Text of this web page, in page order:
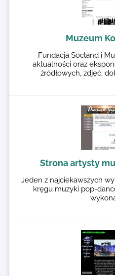
Muzeum
Fundacja Socland i
aktualności oraz
źródłowych, zdjęć,
Strona artysty
Jeden z najciekawszych
kręgu muzyki pop-